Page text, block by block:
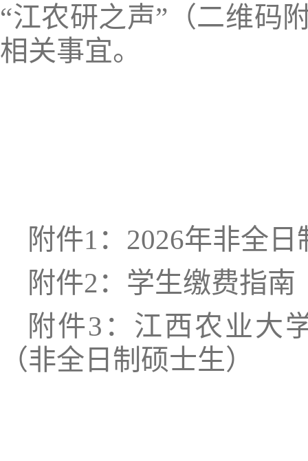
“江农研之声”（二维码
相关事宜。
附件1： 2026年非全日
附件2：学生缴费指南
附件3：江西农业大
（非全日制硕士生）